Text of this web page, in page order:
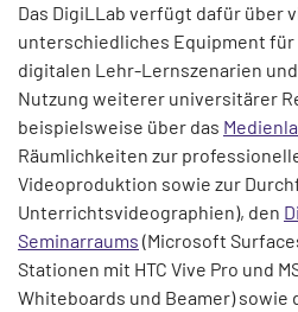
Das DigiLLab verfügt dafür über
unterschiedliches Equipment für
digitalen Lehr-Lernszenarien
Nutzung weiterer universitärer
beispielsweise über das
Räumlichkeiten zur
Videoproduktion sowie zur
Unterrichtsvideographien), den
Seminarraums (Microsoft
Stationen mit HTC Vive Pro und
Whiteboards und Beamer) sowie